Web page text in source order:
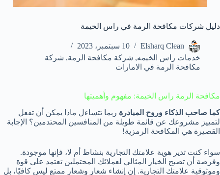
دليل شركات مكافحة الرمة في راس الخيمة
Elsharq Clean
10 سبتمبر، 2023
خدمات راس الخيمه, شركة مكافحة الرمة, شركة
مكافحة الرمة في الامارات
مكافحة الرمة راس الخيمة: مفهوم وأهميتها
كما صاحب الذكاء وروح المبادرة ربما تتساءل ماذا يمكن أن تفعل
لتمييز مشروعك عن قائمة طويلة من المنافسين المحتدمين؟ الإجابة
القصيرة هي المكافحة الرمزية!
سواء كنت تدير هوية علامتك التجارية بنشاط أم لا، فإنها موجودة.
وفرصة أن تصبح الخيار المثالي لعملائك المحتملين تعتمد على قوة
وموثوقية علامتك التجارية. إن إنشاء شعار وشعار ممتع ليس كافيًا، بل